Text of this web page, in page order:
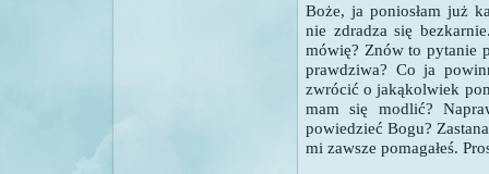
Boże, ja poniosłam już
nie zdradza się
mówię? Znów to pytanie
prawdziwa? Co ja
zwrócić o jakąkolwiek
mam się modlić?
powiedzieć Bogu?
mi zawsze pomagałeś.